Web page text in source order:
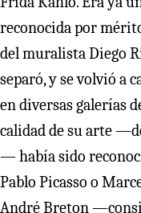
reconocida por
del muralista Diego
separó, y se volvió a
en diversas galerías
calidad de su arte
— había sido
Pablo Picasso o
André Breton